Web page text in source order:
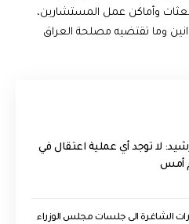
وأماكن عمل المستشارين،
وما تقتضيه مصلحة العراق
لا توجد أي عملية اعتقال في
أمس
الشاغرة الى جلسات مجلس الوزراء